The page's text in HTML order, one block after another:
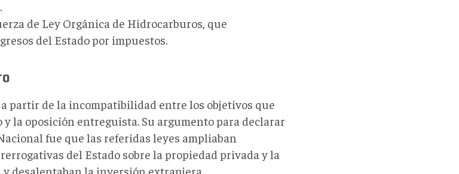
de Ley Orgánica de Hidrocarburos, que
del Estado por impuestos.
partir de la incompatibilidad entre los objetivos que
la oposición entreguista. Su argumento para declarar
fue que las referidas leyes ampliaban
del Estado sobre la propiedad privada y la
y desalentaban la inversión extranjera.